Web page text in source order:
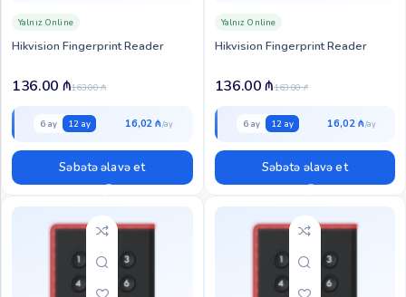
Hikvision Fingerprint Reader
Yalnız Online
163.00₼
136.00 ₼
6 ay 12 ay 16,02 ₼
Səbətə əlavə et
Hikvision Fingerprint Reader
Yalnız Online
163.00₼
136.00₼
6 ay 12 ay 16,02 ₼
Səbətə əlavə et